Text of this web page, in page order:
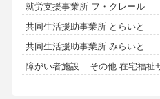
就労支援事業所 フ・クレール
共同生活援助事業所 とらいと
共同生活援助事業所 みらいと
障がい者施設 – その他 在宅福祉